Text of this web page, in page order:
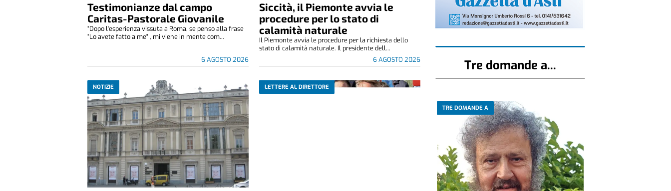
Testimonianze dal campo
Caritas-Pastorale Giovanile
6 AGOSTO 2026
“Dopo l'esperienza vissuta a Roma, se penso alla frase
“Lo avete fatto a me" , mi viene in mente com...
Siccità, il Piemonte avvia le
procedure per lo stato di
calamità naturale
6 AGOSTO 2026
Il Piemonte avvia le procedure per la richiesta dello
stato di calamità naturale. Il presidente dell...
NOTIZIE LETTERE AL DIRETTORE
Tre domande a...
TRE DOMANDE A